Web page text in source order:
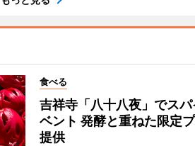
食べる
吉祥寺「八十八夜」でスパ
ベント 発酵と重ねた限定
提供